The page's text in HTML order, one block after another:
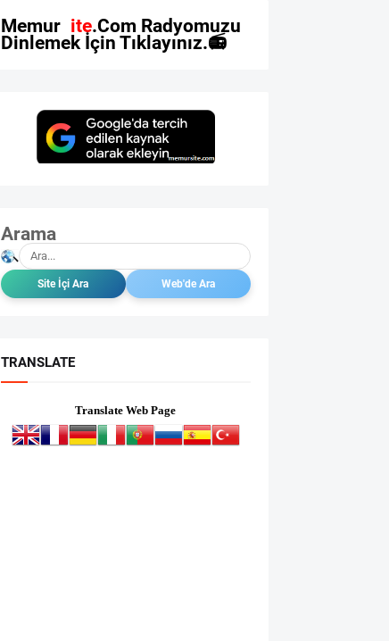
Memurs ite.Com Radyomuzu
Din emek İçin Tı kl ayınız.
Arama
TRANSLATE
Translate Web Page